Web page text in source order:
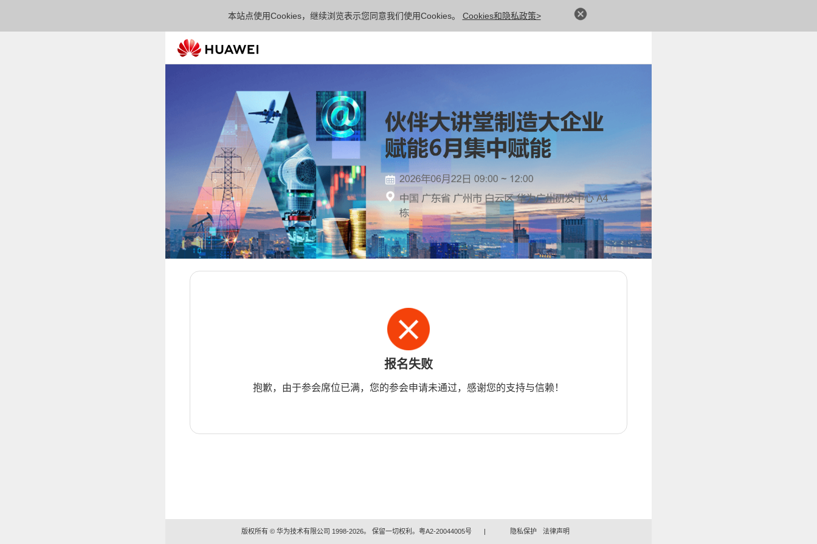
本站点使用Cookies，继续浏览表示您同意我们使用Cookies。 Cookies和隐私政策>
报名失败
抱歉，由于参会席位已满，您的参会申请未通过，感谢您的支持与信赖！
版权所有 © 华为技术有限公司 1998-2026。 保留一切权利。粤A2-20044005号 | 隐私保护 法律声明